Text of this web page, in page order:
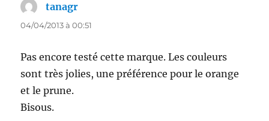
tanagr
04/04/2013 à 00:51
Pas encore testé cette marque. Les couleurs
sont très jolies, une préférence pour le orange
et le prune.
Bisous.